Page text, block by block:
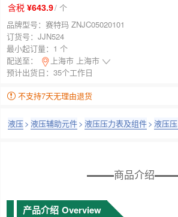
含税 ¥643.9/ 个
品牌型号： 赛特玛 ZNJC05020101
订货号： JJN524
最小起订量： 1 个
配送至：
上海市 上海市
预计出货日：35个工作日
不支持7天无理由退货
液压> 液压辅助元件> 液压压力表及组件> 液压压力表及组件
商品介绍
产品介绍 Overview